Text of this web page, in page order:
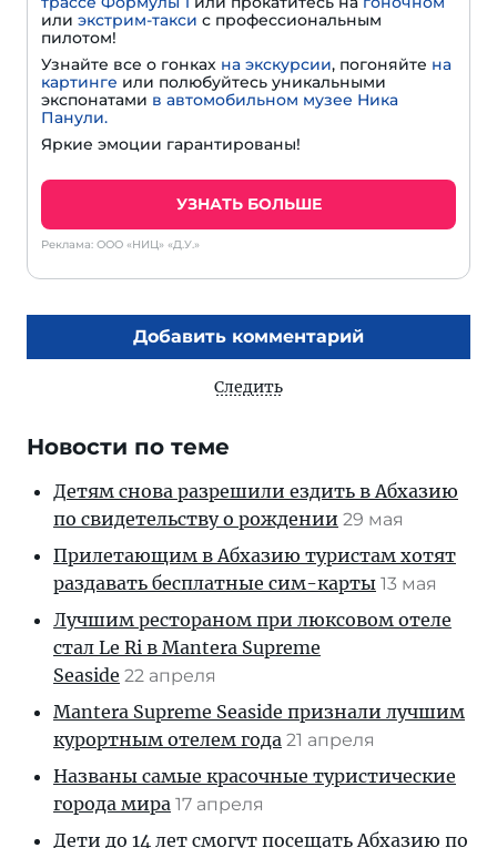
или экстрим-такси с профессиональным
пилотом!
Узнайте все о гонках на экскурсии, погоняйте на
картинге или полюбуйтесь уникальными
экспонатами в автомобильном музее Ника
Панули.
Яркие эмоции гарантированы!
УЗНАТЬ БОЛЬШЕ
Реклама: ООО «НИЦ» «Д.У.»
Добавить комментарий
Следить
Новости по теме
Детям снова разрешили ездить в Абхазию
по свидетельству о рождении 29 мая
Прилетающим в Абхазию туристам хотят
раздавать бесплатные сим-карты 13 мая
Лучшим рестораном при люксовом отеле
стал Le Ri в Mantera Supreme
Seaside 22 апреля
Mantera Supreme Seaside признали лучшим
курортным отелем года 21 апреля
Названы самые красочные туристические
города мира 17 апреля
Дети до 14 лет смогут посещать Абхазию по